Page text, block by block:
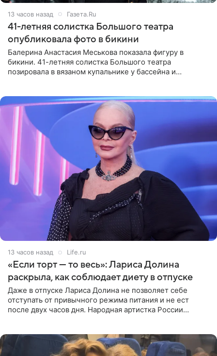
13 часов назад Газета.Ru
41-летняя солистка Большого театра
опубликовала фото в бикини
Балерина Анастасия Меськова показала фигуру в
бикини. 41-летняя солистка Большого театра
позировала в вязаном купальнике у бассейна и
13 часов назад Life.ru
«Если торт — то весь»: Лариса Долина
раскрыла, как соблюдает диету в отпуске
Даже в отпуске Лариса Долина не позволяет себе
отступать от привычного режима питания и не ест
после двух часов дня. Народная артистка России